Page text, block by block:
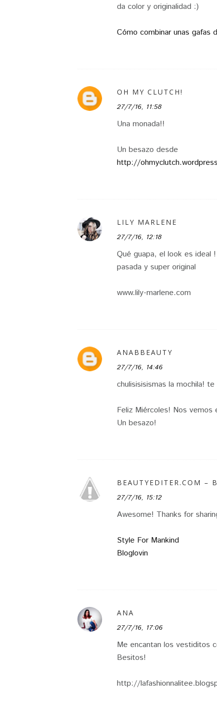
da color y originalidad :)
Cómo combinar unas gafas
OH MY CLUTCH!
27/7/16, 11:58
Una monada!!
Un besazo desde
http://
LILY MARLENE
27/7/16, 12:18
Qué guapa, el look es ideal
pasada y super original
www.lily-marlene.com
ANABBEAUTY
27/7/16, 14:46
chulisisisismas la mochila!
Feliz Miércoles! Nos
Un besazo!
BEAUTYEDITER.COM –
27/7/16, 15:12
Awesome! Thanks for
Style For Mankind
Bloglovin
ANA
27/7/16, 17:06
Me encantan los vestiditos
Besitos!
http://